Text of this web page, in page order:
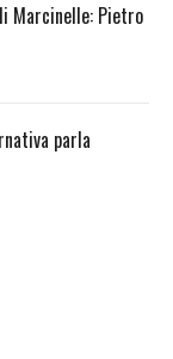
Marcinelle: Pietro
parla